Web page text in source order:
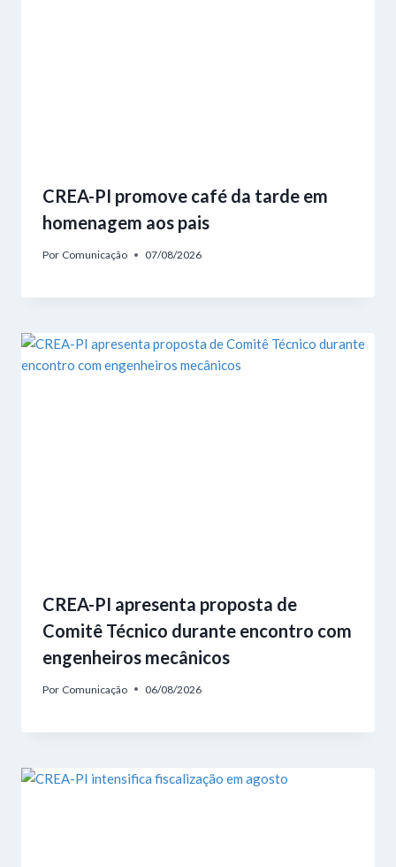
CREA-PI promove café da tarde em
homenagem aos pais
Por Comunicação 07/08/2026
CREA-PI apresenta proposta de
Comitê Técnico durante encontro com
engenheiros mecânicos
Por Comunicação 06/08/2026